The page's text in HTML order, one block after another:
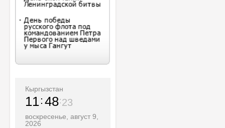
Кыргызстан
11 48 25
воскресенье, август 9,
2026